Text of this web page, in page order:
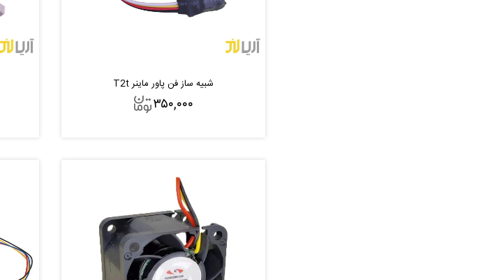
شبیه ساز فن پاور ماینر T2t
۳۵۰,۰۰۰